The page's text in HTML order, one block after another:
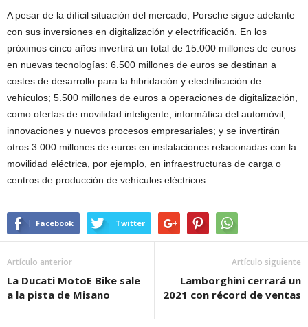
A pesar de la difícil situación del mercado, Porsche sigue adelante
con sus inversiones en digitalización y electrificación. En los
próximos cinco años invertirá un total de 15.000 millones de euros
en nuevas tecnologías: 6.500 millones de euros se destinan a
costes de desarrollo para la hibridación y electrificación de
vehículos; 5.500 millones de euros a operaciones de digitalización,
como ofertas de movilidad inteligente, informática del automóvil,
innovaciones y nuevos procesos empresariales; y se invertirán
otros 3.000 millones de euros en instalaciones relacionadas con la
movilidad eléctrica, por ejemplo, en infraestructuras de carga o
centros de producción de vehículos eléctricos.
Facebook Twitter
Artículo anterior
La Ducati MotoE Bike sale
a la pista de Misano
Artículo siguiente
Lamborghini cerrará un
2021 con récord de ventas